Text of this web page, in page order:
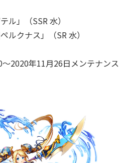
ル」（SSR 水）
ルクナス」（SR 水）
2020年11月26日メンテナンス